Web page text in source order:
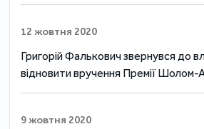
12 жовтня 2020
Григорій Фалькович звернувся до
відновити вручення Премії Шолом-
9 жовтня 2020